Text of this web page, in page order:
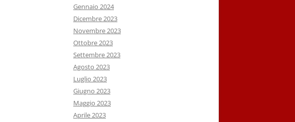
Gennaio 2024
Dicembre 2023
Novembre 2023
Ottobre 2023
Settembre 2023
Agosto 2023
Luglio 2023
Giugno 2023
Maggio 2023
Aprile 2023